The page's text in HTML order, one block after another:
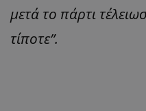
μετά το πάρτι
τίποτε”.